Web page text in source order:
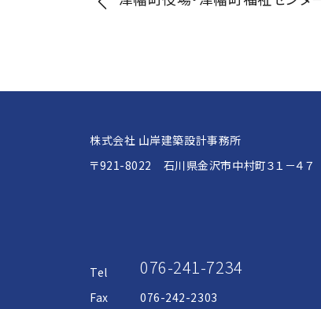
ナ
ビ
シ
株式会社 山岸建築設計事務所
〒921-8022 石川県金沢市中村町３１－４７
Tel 076-241-7234
Fax 076-242-2303